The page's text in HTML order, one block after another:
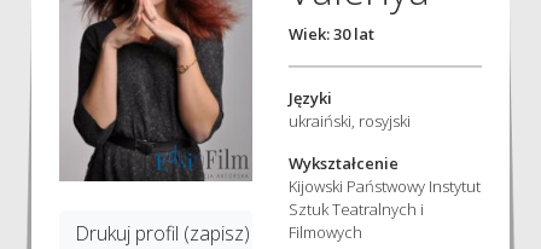
Drukuj profil (zapisz)
Wiek: 30 lat
Języki
ukraiński, rosyjski
Wykształcenie
Kijowski Państwowy Instytut
Sztuk Teatralnych i
Filmowych